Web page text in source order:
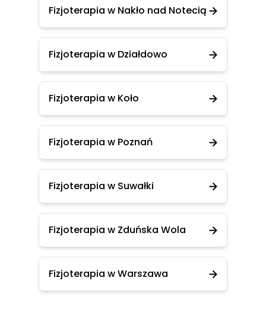
Fizjoterapia w Nakło nad Notecią
Fizjoterapia w Działdowo
Fizjoterapia w Koło
Fizjoterapia w Poznań
Fizjoterapia w Suwałki
Fizjoterapia w Zduńska Wola
Fizjoterapia w Warszawa